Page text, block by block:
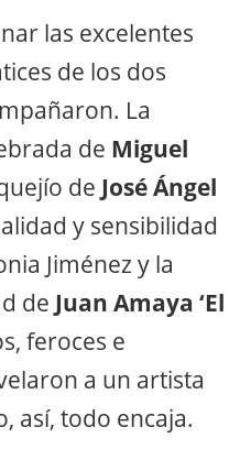
las excelentes
de los dos
La
de Miguel
de José Ángel
y sensibilidad
Jiménez y la
de Juan Amaya ‘El
feroces e
a un artista
así, todo encaja.